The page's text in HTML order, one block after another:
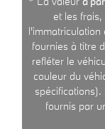
et les
fournies à titre
refléter le
couleur du
fournis par